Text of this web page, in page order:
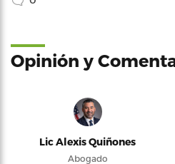
Opinión y
Lic Alexis Quiñones
Abogado